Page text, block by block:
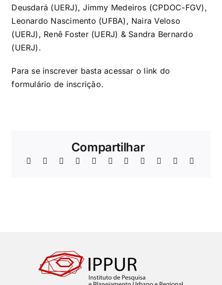
Deusdará (UERJ), Jimmy Medeiros (CPDOC-FGV),
Leonardo Nascimento (UFBA), Naira Veloso
(UERJ), Renê Foster (UERJ) & Sandra Bernardo
(UERJ).
Para se inscrever basta acessar o link do
formulário de inscrição.
Compartilhar